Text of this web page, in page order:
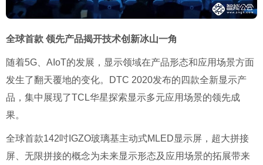
全球首款 领先产品揭开技术创新冰山一角
随着5G AIoT的发展，显示领域在产品形态和应用场景方面
发生了翻天覆地的变化。
DTC 2020发布的四款全新显示产
品，集中展现了TCL华星探索显示多元应用场景的领先成
果。
全球首款142吋 IGZO玻璃基主动式MLED显示屏，超大拼接
屏、无限拼接的概念为未来显示形态及应用场景的拓展带来